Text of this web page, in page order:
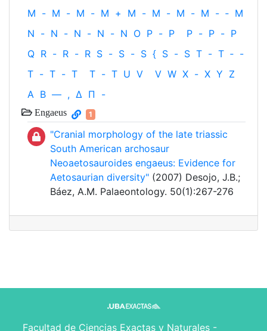
M - M - M - M + M - M - M - M - ‐ M
N - N - N - N - N O P - P P - P - P
Q R - R - R S - S - S { S - S T - T ‐ -
T - T - T T - T U V V W X - X Y Z
Α Β — , Δ Π -
Engaeus 1
"Cranial morphology of the late triassic
South American archosaur
Neoaetosauroides engaeus: Evidence for
Aetosaurian diversity" (2007) Desojo, J.B.;
Báez, A.M. Palaeontology. 50(1):267-276
Facultad de Ciencias Exactas y Naturales -